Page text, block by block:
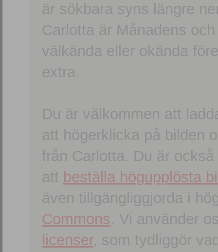
är sökbara syns längre
Carlotta är Månadens
välkända eller okända
extra.
Du är välkommen att
att högerklicka på bilden
från Carlotta. Du är
att beställa högupplösta
även tillgängliggjorda i
Commons. Vi använder
licenser, som tydliggör